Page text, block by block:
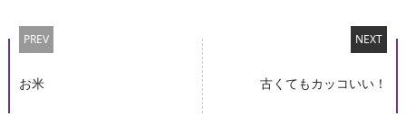
PREV
お米
NEXT
古くてもカッコいい！